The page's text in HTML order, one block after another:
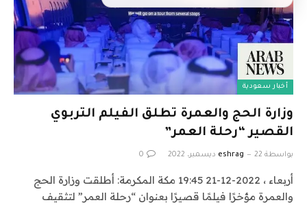
أخبار سعودية
وزارة الحج والعمرة تطلق الفيلم التربوي
القصير “رحلة العمر”
بواسطة eshrag 22 ديسمبر، 2022 0
أربعاء ، 2022-12-21 19:45 مكة المكرمة: أطلقت وزارة الحج
والعمرة مؤخرًا فيلمًا قصيرًا بعنوان “رحلة العمر” لتثقيف